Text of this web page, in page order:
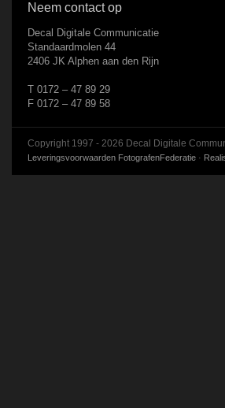
Neem contact op
Decal Digitale Communicatie
Standaardmolen 44
2406 JK Alphen aan den Rijn
T 0172 – 47 89 29
F 0172 – 47 89 58
Copyright 1997 - 2026 Decal Digitale
Leveringsvoorwaarden FotografenFederatie ·